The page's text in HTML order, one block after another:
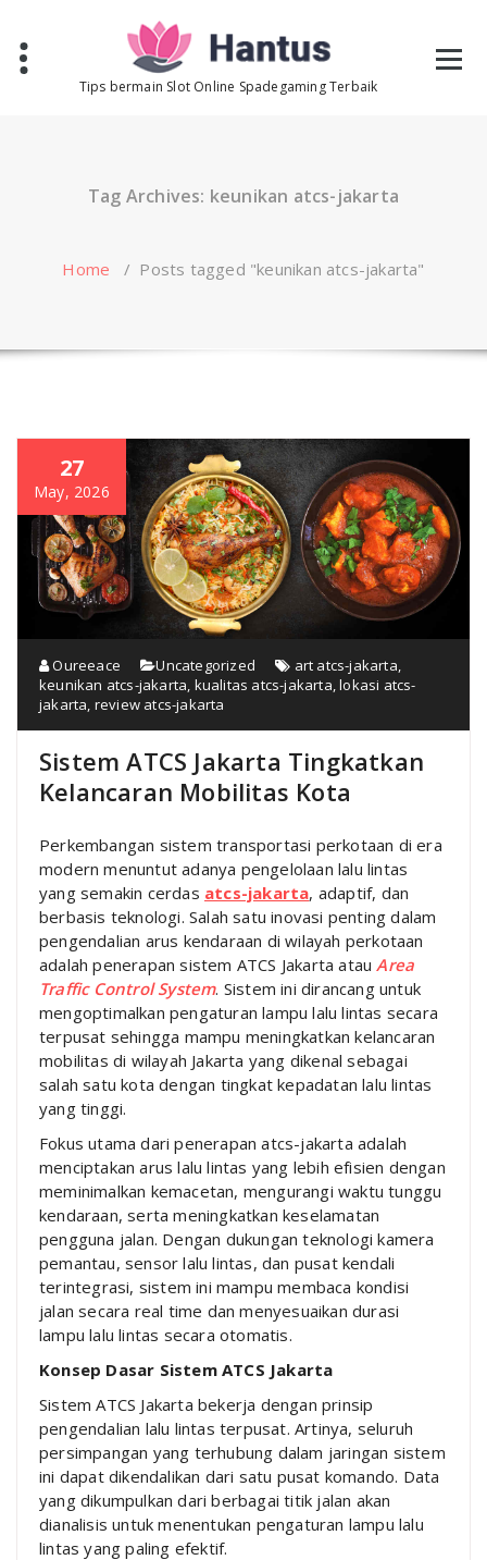
content
Tips bermain Slot Online Spadegaming Terbaik
Tag Archives: keunikan atcs-jakarta
Home / Posts tagged "keunikan atcs-jakarta"
27
May, 2026
Oureeace Uncategorized art atcs-jakarta,
keunikan atcs-jakarta, kualitas atcs-jakarta,lokasi atcs-
jakarta, review atcs-jakarta
Sistem ATCS Jakarta Tingkatkan
Kelancaran Mobilitas Kota
Perkembangan sistem transportasi perkotaan di era
modern menuntut adanya pengelolaan lalu lintas
yang semakin cerdas atcs-jakarta, adaptif, dan
berbasis teknologi. Salah satu inovasi penting dalam
pengendalian arus kendaraan di wilayah perkotaan
adalah penerapan sistem ATCS Jakarta atau Area
Traffic Control System. Sistem ini dirancang untuk
mengoptimalkan pengaturan lampu lalu lintas secara
terpusat sehingga mampu meningkatkan kelancaran
mobilitas di wilayah Jakarta yang dikenal sebagai
salah satu kota dengan tingkat kepadatan lalu lintas
yang tinggi.
Fokus utama dari penerapan atcs-jakarta adalah
menciptakan arus lalu lintas yang lebih efisien dengan
meminimalkan kemacetan, mengurangi waktu tunggu
kendaraan, serta meningkatkan keselamatan
pengguna jalan. Dengan dukungan teknologi kamera
pemantau, sensor lalu lintas, dan pusat kendali
terintegrasi, sistem ini mampu membaca kondisi
jalan secara real time dan menyesuaikan durasi
lampu lalu lintas secara otomatis.
Konsep Dasar Sistem ATCS Jakarta
Sistem ATCS Jakarta bekerja dengan prinsip
pengendalian lalu lintas terpusat. Artinya, seluruh
persimpangan yang terhubung dalam jaringan sistem
ini dapat dikendalikan dari satu pusat komando. Data
yang dikumpulkan dari berbagai titik jalan akan
dianalisis untuk menentukan pengaturan lampu lalu
lintas yang paling efektif.